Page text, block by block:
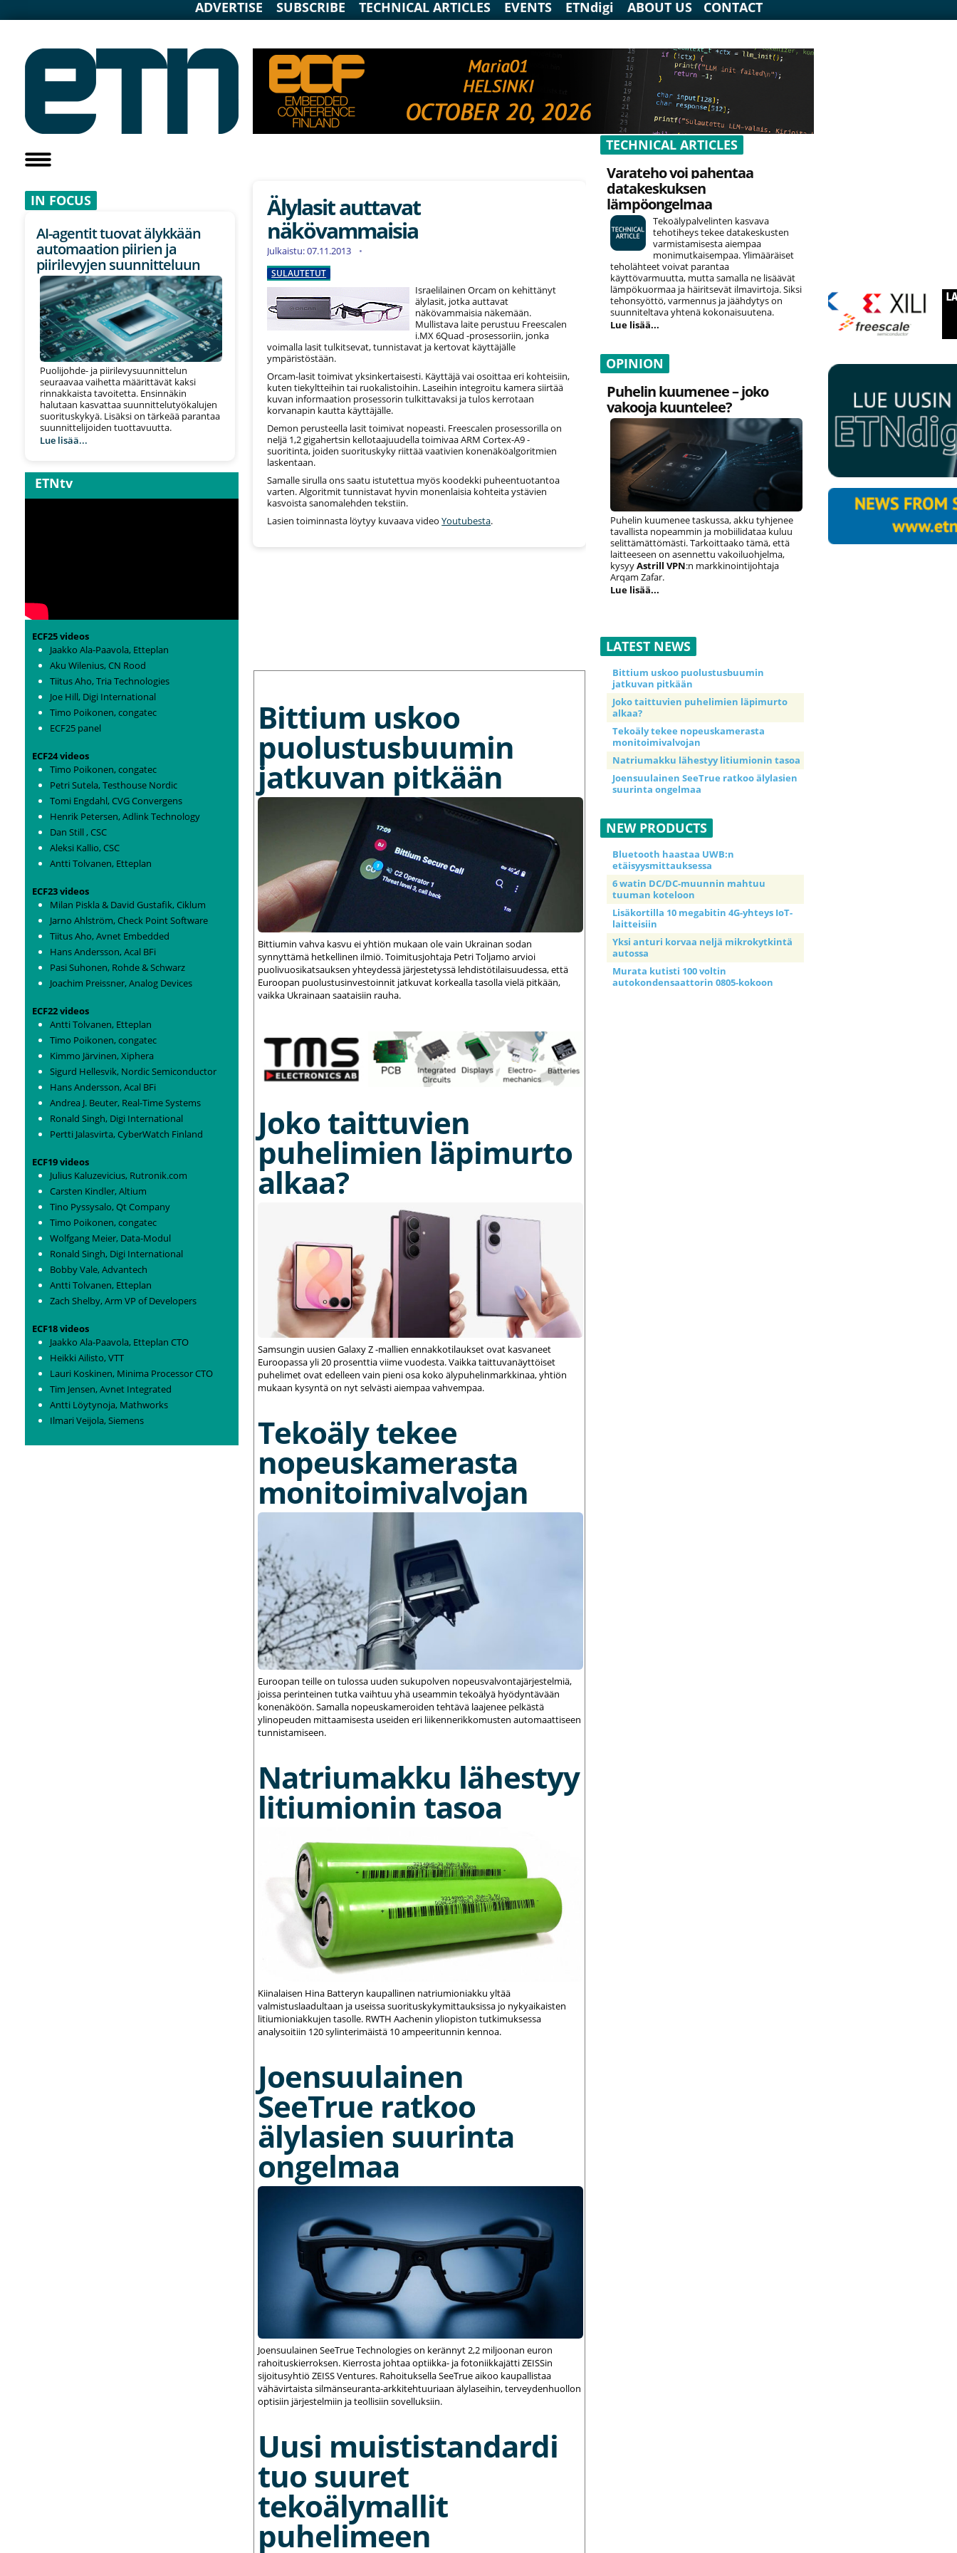
ADVERTISE SUBSCRIBE TECHNICAL ARTICLES EVENTS ETNdigi ABOUT US CONTACT
IN FOCUS
AI-agentit tuovat älykkään
automaation piirien ja
piirilevyjen suunnitteluun
Puolijohde- ja piirilevysuunnittelun
seuraavaa vaihetta määrittävät kaksi
rinnakkaista tavoitetta. Ensinnäkin
halutaan kasvattaa suunnittelutyökalujen
suorituskykyä. Lisäksi on tärkeää parantaa
suunnittelijoiden tuottavuutta.
Lue lisää...
ETNtv
ECF25 videos
Jaakko Ala-Paavola, Etteplan
Aku Wilenius, CN Rood
Tiitus Aho, Tria Technologies
Joe Hill, Digi International
Timo Poikonen, congatec
ECF25 panel
ECF24 videos
Timo Poikonen, congatec
Petri Sutela, Testhouse Nordic
Tomi Engdahl, CVG Convergens
Henrik Petersen, Adlink Technology
Dan Still , CSC
Aleksi Kallio, CSC
Antti Tolvanen, Etteplan
ECF23 videos
Milan Piskla & David Gustafik, Ciklum
Jarno Ahlström, Check Point Software
Tiitus Aho, Avnet Embedded
Hans Andersson, Acal BFi
Pasi Suhonen, Rohde & Schwarz
Joachim Preissner, Analog Devices
ECF22 videos
Antti Tolvanen, Etteplan
Timo Poikonen, congatec
Kimmo Järvinen, Xiphera
Sigurd Hellesvik, Nordic Semiconductor
Hans Andersson, Acal BFi
Andrea J. Beuter, Real-Time Systems
Ronald Singh, Digi International
Pertti Jalasvirta, CyberWatch Finland
ECF19 videos
Julius Kaluzevicius, Rutronik.com
Carsten Kindler, Altium
Tino Pyssysalo, Qt Company
Timo Poikonen, congatec
Wolfgang Meier, Data-Modul
Ronald Singh, Digi International
Bobby Vale, Advantech
Antti Tolvanen, Etteplan
Zach Shelby, Arm VP of Developers
ECF18 videos
Jaakko Ala-Paavola, Etteplan CTO
Heikki Ailisto, VTT
Lauri Koskinen, Minima Processor CTO
Tim Jensen, Avnet Integrated
Antti Löytynoja, Mathworks
Ilmari Veijola, Siemens
Älylasit auttavat
näkövammaisia
Julkaistu: 07.11.2013
SULAUTETUT
Israelilainen Orcam on kehittänyt
älylasit, jotka auttavat
näkövammaisia näkemään.
Mullistava laite perustuu Freescalen
i.MX 6Quad -prosessoriin, jonka
voimalla lasit tulkitsevat, tunnistavat ja kertovat käyttäjälle
ympäristöstään.
Orcam-lasit toimivat yksinkertaisesti. Käyttäjä vai osoittaa eri kohteisiin,
kuten tiekyltteihin tai ruokalistoihin. Laseihin integroitu kamera siirtää
kuvan informaation prosessorin tulkittavaksi ja tulos kerrotaan
korvanapin kautta käyttäjälle.
Demon perusteella lasit toimivat nopeasti. Freescalen prosessorilla on
neljä 1,2 gigahertsin kellotaajuudella toimivaa ARM Cortex-A9 -
suoritinta, joiden suorituskyky riittää vaativien konenäköalgoritmien
laskentaan.
Samalle sirulla ons saatu istutettua myös koodekki puheentuotantoa
varten. Algoritmit tunnistavat hyvin monenlaisia kohteita ystävien
kasvoista sanomalehden tekstiin.
Lasien toiminnasta löytyy kuvaava videoYoutubesta.
Bittium uskoo
puolustusbuumin
jatkuvan pitkään
Bittiumin vahva kasvu ei yhtiön mukaan ole vain Ukrainan sodan
synnyttämä hetkellinen ilmiö. Toimitusjohtaja Petri Toljamo arvioi
puolivuosikatsauksen yhteydessä järjestetyssä lehdistötilaisuudessa, että
Euroopan puolustusinvestoinnit jatkuvat korkealla tasolla vielä pitkään,
vaikka Ukrainaan saataisiin rauha.
Joko taittuvien
puhelimien läpimurto
alkaa?
Samsungin uusien Galaxy Z -mallien ennakkotilaukset ovat kasvaneet
Euroopassa yli 20 prosenttia viime vuodesta. Vaikka taittuvanäyttöiset
puhelimet ovat edelleen vain pieni osa koko älypuhelinmarkkinaa, yhtiön
mukaan kysyntä on nyt selvästi aiempaa vahvempaa.
Tekoäly tekee
nopeuskamerasta
monitoimivalvojan
Euroopan teille on tulossa uuden sukupolven nopeusvalvontajärjestelmiä,
joissa perinteinen tutka vaihtuu yhä useammin tekoälyä hyödyntävään
konenäköön. Samalla nopeuskameroiden tehtävä laajenee pelkästä
ylinopeuden mittaamisesta useiden eri liikennerikkomusten automaattiseen
tunnistamiseen.
Natriumakku lähestyy
litiumionin tasoa
Kiinalaisen Hina Batteryn kaupallinen natriumioniakku yltää
valmistuslaadultaan ja useissa suorituskykymittauksissa jo nykyaikaisten
litiumioniakkujen tasolle. RWTH Aachenin yliopiston tutkimuksessa
analysoitiin 120 sylinterimäistä 10 ampeeritunnin kennoa.
Joensuulainen
SeeTrue ratkoo
älylasien suurinta
ongelmaa
Joensuulainen SeeTrue Technologies on kerännyt 2,2 miljoonan euron
rahoituskierroksen. Kierrosta johtaa optiikka- ja fotoniikkajätti ZEISSin
sijoitusyhtiö ZEISS Ventures. Rahoituksella SeeTrue aikoo kaupallistaa
vähävirtaista silmänseuranta-arkkitehtuuriaan älylaseihin, terveydenhuollon
optisiin järjestelmiin ja teollisiin sovelluksiin.
Uusi muististandardi
tuo suuret
tekoälymallit
puhelimeen
TECHNICAL ARTICLES
Varateho voi pahentaa
datakeskuksen
lämpöongelmaa
Tekoälypalvelinten kasvava
tehotiheys tekee datakeskusten
varmistamisesta aiempaa
monimutkaisempaa. Ylimääräiset
teholähteet voivat parantaa
käyttövarmuutta, mutta samalla ne lisäävät
lämpökuormaa ja häiritsevät ilmavirtoja. Siksi
tehonsyöttö, varmennus ja jäähdytys on
suunniteltava yhtenä kokonaisuutena.
Lue lisää...
OPINION
Puhelin kuumenee – joko
vakooja kuuntelee?
Puhelin kuumenee taskussa, akku tyhjenee
tavallista nopeammin ja mobiilidataa kuluu
selittämättömästi. Tarkoittaako tämä, että
laitteeseen on asennettu vakoiluohjelma,
kysyyAstrill VPN:n markkinointijohtaja
Arqam Zafar.
Lue lisää...
LATEST NEWS
Bittium uskoo puolustusbuumin
jatkuvan pitkään
Joko taittuvien puhelimien läpimurto
alkaa?
Tekoäly tekee nopeuskamerasta
monitoimivalvojan
Natriumakku lähestyy litiumionin tasoa
Joensuulainen SeeTrue ratkoo älylasien
suurinta ongelmaa
NEW PRODUCTS
Bluetooth haastaa UWB:n
etäisyysmittauksessa
6 watin DC/DC-muunnin mahtuu
tuuman koteloon
Lisäkortilla 10 megabitin 4G-yhteys IoT-
laitteisiin
Yksi anturi korvaa neljä mikrokytkintä
autossa
Murata kutisti 100 voltin
autokondensaattorin 0805-kokoon